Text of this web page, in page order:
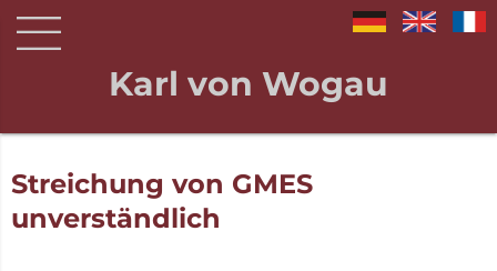
Karl von Wogau
Streichung von GMES
unverständlich